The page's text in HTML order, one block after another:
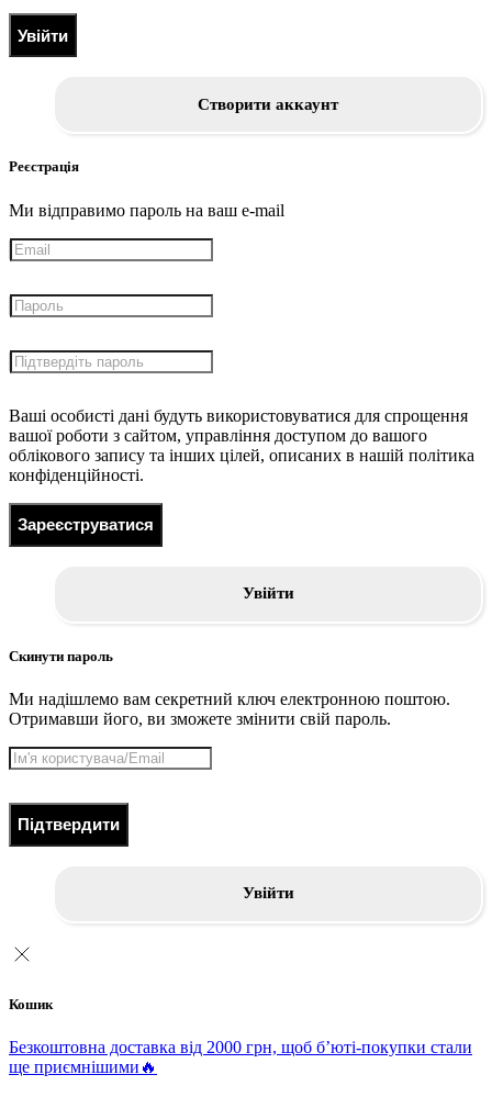
Увійти
Створити аккаунт
Реєстрація
Ми відправимо пароль на ваш e-mail
Ваші особисті дані будуть використовуватися для спрощення
вашої роботи з сайтом, управління доступом до вашого
облікового запису та інших цілей, описаних в нашій політика
конфіденційності.
Зареєструватися
Увійти
Скинути пароль
Ми надішлемо вам секретний ключ електронною поштою.
Отримавши його, ви зможете змінити свій пароль.
Підтвердити
Увійти
Кошик
Безкоштовна доставка від 2000 грн, щоб б’юті-покупки стали
ще приємнішими🔥